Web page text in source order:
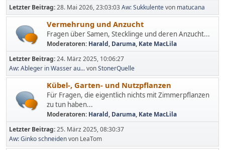
Letzter Beitrag:28. Mai 2026, 23:03:03Aw: Sukkulentevon matucana
Vermehrung und Anzucht
Fragen über Samen, Stecklinge und deren Anzucht...
Moderatoren: Harald, Daruma, Kate MacLila
Letzter Beitrag:24. März 2025, 10:06:27
Aw: Ableger in Wasser au...vonStonerQuelle
Kübel-, Garten- und Nutzpflanzen
Für Fragen, die eigentlich nichts mit Zimmerpflanzen
zu tun haben...
Moderatoren: Harald, Daruma, Kate MacLila
Letzter Beitrag:25. März 2025, 08:30:37
Aw: Ginko schneidenvon LeaTom